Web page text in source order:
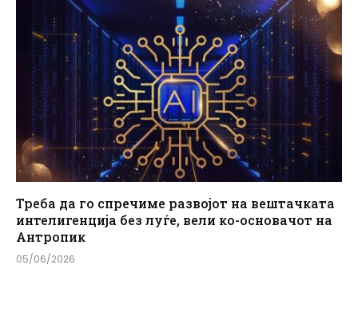
Треба да го спречиме развојот на вештачката
интелигенција без луѓе, вели ко-основачот на
Антропик
05/06/2026